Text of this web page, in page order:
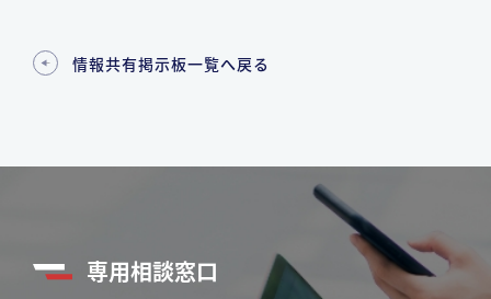
情報共有掲示板一覧へ戻る
専用相談窓口